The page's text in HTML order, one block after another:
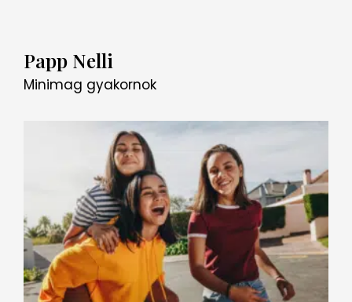
Papp Nelli
Minimag gyakornok